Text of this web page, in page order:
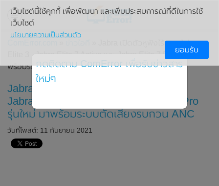
» Jabra เปิดตัวหูฟังไร้สาย Jabra
Elite 3 , Jabra Elite 7 Active และ Jabra Elite 7 Pro รุ่นใหม่ มา
พร้อมระบบตัดเสียงรบกวน ANC
Jabra เปิดตัวหูฟังไร้สาย Jabra Elite 3 ,
Jabra Elite 7 Active และ Jabra Elite 7 Pro
รุ่นใหม่ มาพร้อมระบบตัดเสียงรบกวน ANC
วันที่โพสต์: 11 กันยายน 2021
เว็บไซต์นี้ใช้คุกกี้ เพื่อพัฒนา และเพิ่มประสบการณ์ที่ดีในการใช้
เว็บไซต์
นโยบายความเป็นส่วนตัว
ยอมรับ
กดติดตาม ComError เพื่อรับข่าวสาร
ใหม่ๆ